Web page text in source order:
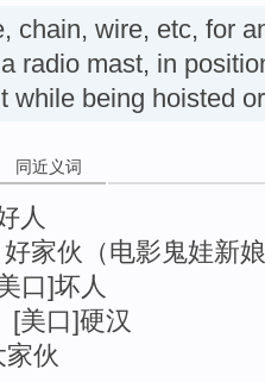
chain, wire, etc, for
radio mast, in
while being hoisted
同近义词
人
好家伙（电影鬼娃新
口]坏人
[美口]硬汉
家伙